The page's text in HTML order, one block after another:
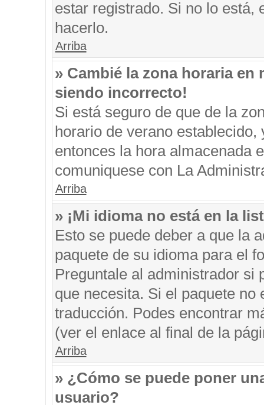
estar registrado. Si no lo está,
hacerlo.
Arriba
» Cambié la zona horaria
siendo incorrecto!
Si está seguro de que de la
horario de verano
entonces la hora almacenada
comuniquese con La
Arriba
» ¡Mi idioma no está en la
Esto se puede deber a que la
paquete de su idioma para el
Preguntale al administrador si
que necesita. Si el paquete
traducción. Podes encontrar
(ver el enlace al final de la
Arriba
» ¿Cómo se puede poner
usuario?